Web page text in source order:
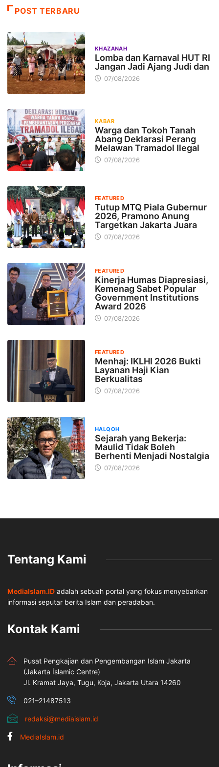
POST TERBARU
KHAZANAH
Lomba dan Karnaval HUT RI
Jangan Jadi Ajang Judi dan
07/08/2026
KABAR
Warga dan Tokoh Tanah
Abang Deklarasi Perang
Melawan Tramadol Ilegal
07/08/2026
FEATURED
Tutup MTQ Piala Gubernur
2026, Pramono Anung
Targetkan Jakarta Juara
07/08/2026
FEATURED
Kinerja Humas Diapresiasi,
Kemenag Sabet Popular
Government Institutions
Award 2026
07/08/2026
FEATURED
Menhaj: IKLHI 2026 Bukti
Layanan Haji Kian
Berkualitas
07/08/2026
HALQOH
Sejarah yang Bekerja:
Maulid Tidak Boleh
Berhenti Menjadi Nostalgia
07/08/2026
Tentang Kami
MediaIslam.ID adalah sebuah portal yang fokus menyebarkan
informasi seputar berita Islam dan peradaban.
Kontak Kami
Pusat Pengkajian dan Pengembangan Islam Jakarta
(Jakarta İslamic Centre)
Jl. Kramat Jaya, Tugu, Koja, Jakarta Utara 14260
021–21487513
redaksi@mediaislam.id
MediaIslam.id